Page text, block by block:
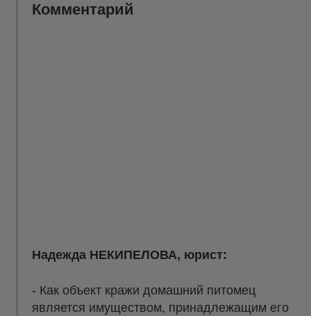
Комментарий
Надежда НЕКИПЕЛОВА, юрист:
- Как объект кражи домашний питомец
является имуществом, принадлежащим его